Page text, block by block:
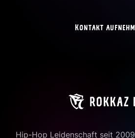
Kontakt
Hip-Hop Leidenschaft seit